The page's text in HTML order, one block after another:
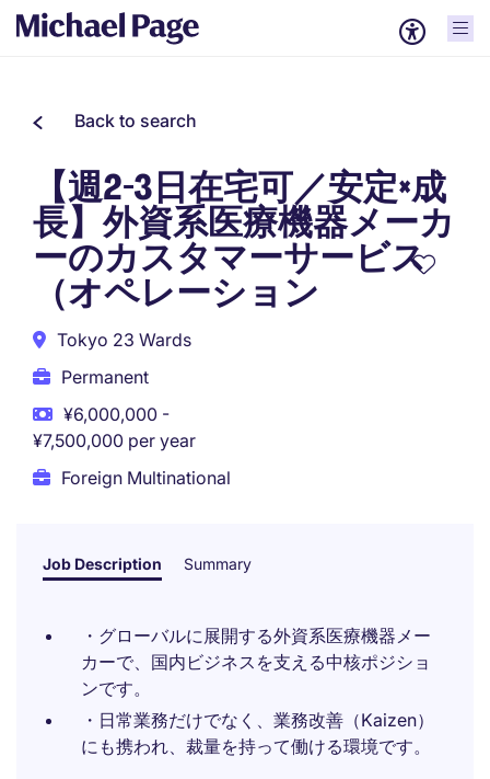
Back to search
【週2-3日在宅可／安定×成
長】外資系医療機器メーカ
ーのカスタマーサービス
（オペレーション
Tokyo 23 Wards
Permanent
¥6,000,000 -
¥7,500,000 per year
Foreign Multinational
Job Description Summary
・グローバルに展開する外資系医療機器メー
カーで、国内ビジネスを支える中核ポジショ
ンです。
・日常業務だけでなく、業務改善（Kaizen）
にも携われ、裁量を持って働ける環境です。